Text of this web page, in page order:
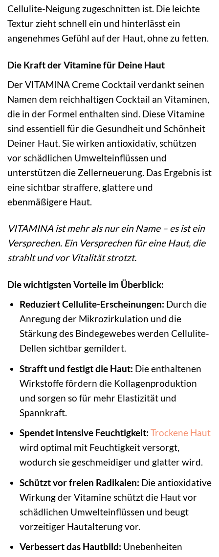
Cellulite-Neigung zugeschnitten ist. Die leichte
Textur zieht schnell ein und hinterlässt ein
angenehmes Gefühl auf der Haut, ohne zu fetten.
Die Kraft der Vitamine für Deine Haut
Der VITAMINA Creme Cocktail verdankt seinen
Namen dem reichhaltigen Cocktail an Vitaminen,
die in der Formel enthalten sind. Diese Vitamine
sind essentiell für die Gesundheit und Schönheit
Deiner Haut. Sie wirken antioxidativ, schützen
vor schädlichen Umwelteinflüssen und
unterstützen die Zellerneuerung. Das Ergebnis ist
eine sichtbar straffere, glattere und
ebenmäßigere Haut.
VITAMINA ist mehr als nur ein Name – es ist ein
Versprechen. Ein Versprechen für eine Haut, die
strahlt und vor Vitalität strotzt.
Die wichtigsten Vorteile im Überblick:
Reduziert Cellulite-Erscheinungen: Durch die
Anregung der Mikrozirkulation und die
Stärkung des Bindegewebes werden Cellulite-
Dellen sichtbar gemildert.
Strafft und festigt die Haut: Die enthaltenen
Wirkstoffe fördern die Kollagenproduktion
und sorgen so für mehr Elastizität und
Spannkraft.
Spendet intensive Feuchtigkeit: Trockene Haut
wird optimal mit Feuchtigkeit versorgt,
wodurch sie geschmeidiger und glatter wird.
Schützt vor freien Radikalen: Die antioxidative
Wirkung der Vitamine schützt die Haut vor
schädlichen Umwelteinflüssen und beugt
vorzeitiger Hautalterung vor.
Verbessert das Hautbild: Unebenheiten